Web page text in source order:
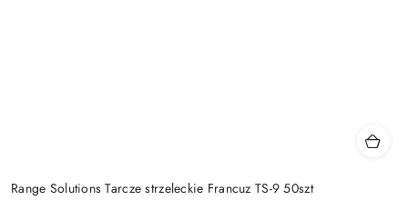
Range Solutions Tarcze strzeleckie Francuz TS-9 50szt